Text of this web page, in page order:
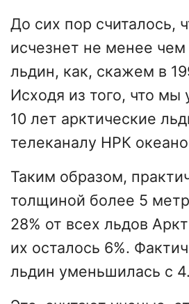
До сих пор считалось,
исчезнет не менее
льдин, как, скажем в
Исходя из того, что мы
10 лет арктические
телеканалу НРК
Таким образом,
толщиной более 5
28% от всех льдов
их осталось 6%.
льдин уменьшилась с